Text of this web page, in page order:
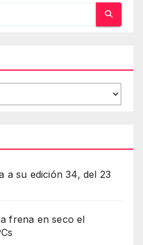
a su edición 34, del 23
frena en seco el